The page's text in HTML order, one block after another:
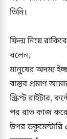
তিনি।
ফিল্ম নিয়ে
বলেন,
মানুষের অদম্য
বাস্তব প্রমাণ
স্ক্রিপ্ট রাইটার,
পর রাত কাজ করে
উপর ডকুমেন্টারি